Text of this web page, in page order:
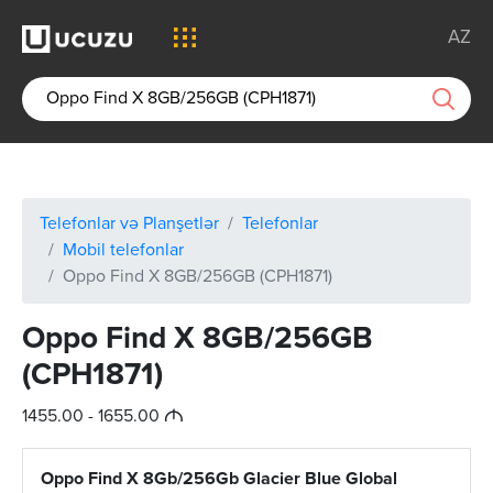
AZ
Telefonlar və Planşetlər
Telefonlar
Mobil telefonlar
Oppo Find X 8GB/256GB (CPH1871)
Oppo Find X 8GB/256GB
(CPH1871)
1455.00 - 1655.00 M
Oppo Find X 8Gb/256Gb Glacier Blue Global